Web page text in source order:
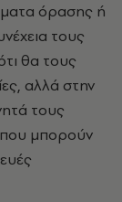
όρασης ή
τους
θα τους
αλλά στην
τους
μπορούν